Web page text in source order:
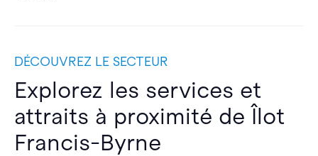
DÉCOUVREZ LE SECTEUR
Explorez les services et
attraits à proximité de Îlot
Francis-Byrne